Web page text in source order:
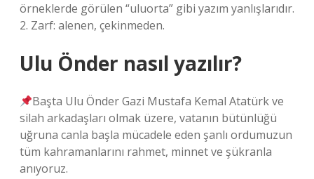
örneklerde görülen “uluorta” gibi yazım yanlışlarıdır.
2. Zarf: alenen, çekinmeden.
Ulu Önder nasıl yazılır?
Başta Ulu Önder Gazi Mustafa Kemal Atatürk ve
silah arkadaşları olmak üzere, vatanın bütünlüğü
uğruna canla başla mücadele eden şanlı ordumuzun
tüm kahramanlarını rahmet, minnet ve şükranla
anıyoruz.